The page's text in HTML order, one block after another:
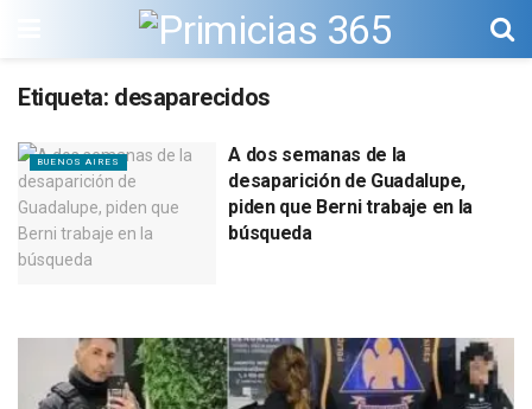
Etiqueta: desaparecidos
BUENOS AIRES
A dos semanas de la
desaparición de Guadalupe,
piden que Berni trabaje en la
búsqueda